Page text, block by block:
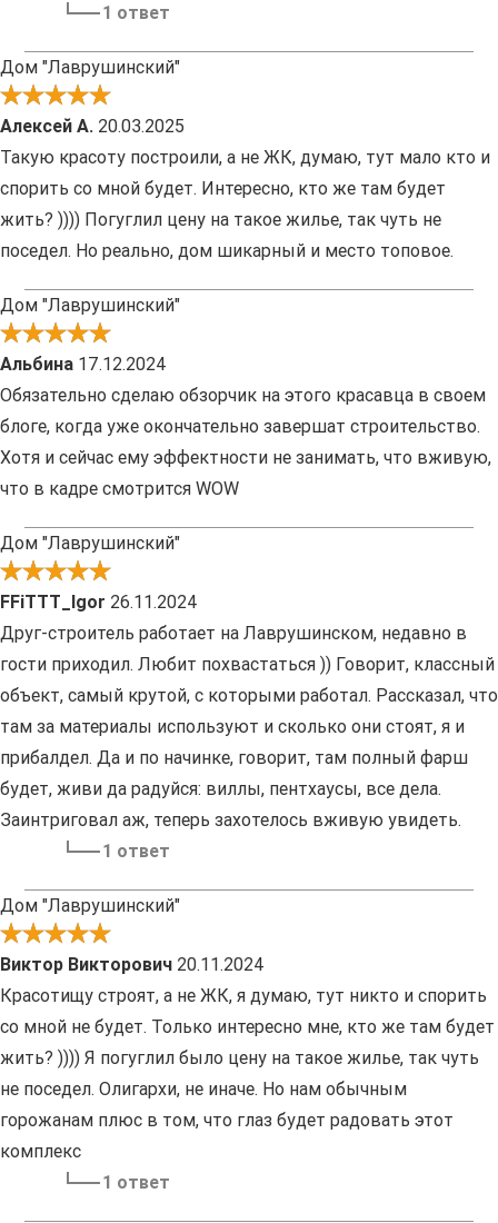
1 ответ
Дом "Лаврушинский"
Алексей А. 20.03.2025
Такую красоту построили, а не ЖК, думаю, тут мало кто и
спорить со мной будет. Интересно, кто же там будет
жить? )))) Погуглил цену на такое жилье, так чуть не
поседел. Но реально, дом шикарный и место топовое.
Дом "Лаврушинский"
Альбина 17.12.2024
Обязательно сделаю обзорчик на этого красавца в своем
блоге, когда уже окончательно завершат строительство.
Хотя и сейчас ему эффектности не занимать, что вживую,
что в кадре смотрится WOW
Дом "Лаврушинский"
FFiTTT_Igor 26.11.2024
Друг-строитель работает на Лаврушинском, недавно в
гости приходил. Любит похвастаться )) Говорит, классный
объект, самый крутой, с которыми работал. Рассказал, что
там за материалы используют и сколько они стоят, я и
прибалдел. Да и по начинке, говорит, там полный фарш
будет, живи да радуйся: виллы, пентхаусы, все дела.
Заинтриговал аж, теперь захотелось вживую увидеть.
1 ответ
Дом "Лаврушинский"
Виктор Викторович 20.11.2024
Красотищу строят, а не ЖК, я думаю, тут никто и спорить
со мной не будет. Только интересно мне, кто же там будет
жить? )))) Я погуглил было цену на такое жилье, так чуть
не поседел. Олигархи, не иначе. Но нам обычным
горожанам плюс в том, что глаз будет радовать этот
комплекс
1 ответ